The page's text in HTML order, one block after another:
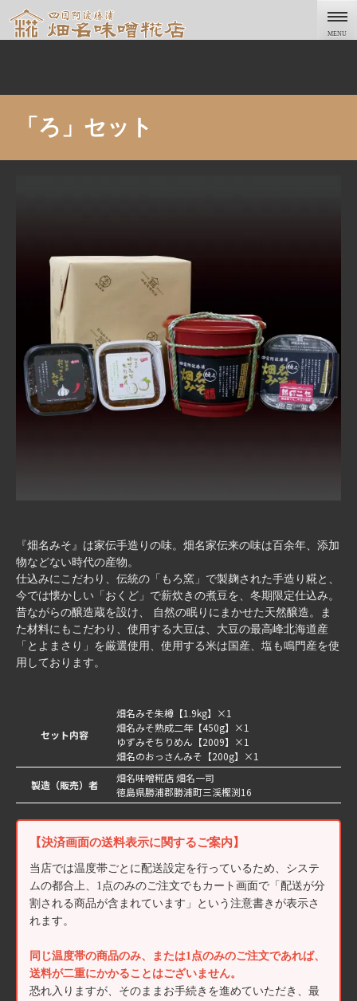
content
MENU
「ろ」セット
『畑名みそ』は家伝手造りの味。畑名家伝来の味は百余年、添加
物などない時代の産物。
仕込みにこだわり、伝統の「もろ窯」で製麹された手造り糀と、
今では懐かしい「おくど」で薪炊きの煮豆を、冬期限定仕込み。
昔ながらの醸造蔵を設け、 自然の眠りにまかせた天然醸造。ま
た材料にもこだわり、使用する大豆は、大豆の最高峰北海道産
「とよまさり」を厳選使用、使用する米は国産、塩も鳴門産を使
用しております。
セット内容
畑名みそ朱樽【1.9kg】×1
畑名みそ熟成二年【450g】×1
ゆずみそちりめん【2009】×1
畑名のおっさんみそ【200g】×1
製造（販売）者
畑名味噌糀店 畑名一司
徳島県勝浦郡勝浦町三渓樫渕16
【決済画面の送料表示に関するご案内】
当店では温度帯ごとに配送設定を行っているため、システ
ムの都合上、1点のみのご注文でもカート画面で「配送が分
割される商品が含まれています」という注意書きが表示さ
れます。
同じ温度帯の商品のみ、または1点のみのご注文であれば、
送料が二重にかかることはございません。
恐れ入りますが、そのままお手続きを進めていただき、最